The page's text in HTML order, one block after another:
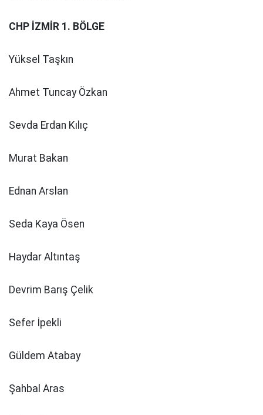
CHP İZMİR 1. BÖLGE
Yüksel Taşkın
Ahmet Tuncay Özkan
Sevda Erdan Kılıç
Murat Bakan
Ednan Arslan
Seda Kaya Ösen
Haydar Altıntaş
Devrim Barış Çelik
Sefer İpekli
Güldem Atabay
Şahbal Aras